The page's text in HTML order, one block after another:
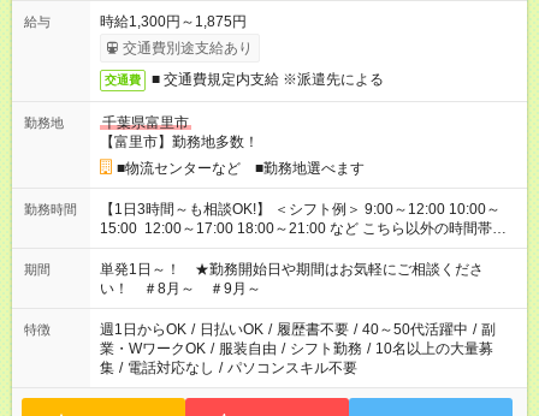
給与
時給1,300円～1,875円
交通費別途支給あり
交通費 ■ 交通費規定内支給 ※派遣先による
勤務地
千葉県富里市
【富里市】勤務地多数！
■物流センターなど ■勤務地選べます
勤務時間
【1日3時間～も相談OK!】 ＜シフト例＞ 9:00～12:00 10:00～
15:00 12:00～17:00 18:00～21:00 など こちら以外の時間帯も
お気軽にご相談ください！
期間
単発1日～！ ★勤務開始日や期間はお気軽にご相談くださ
い！ ＃8月～ ＃9月～
特徴 週1日からOK / 日払いOK / 履歴書不要 / 40～50代活躍中 / 副
業・WワークOK / 服装自由 / シフト勤務 / 10名以上の大量募
集 / 電話対応なし / パソコンスキル不要